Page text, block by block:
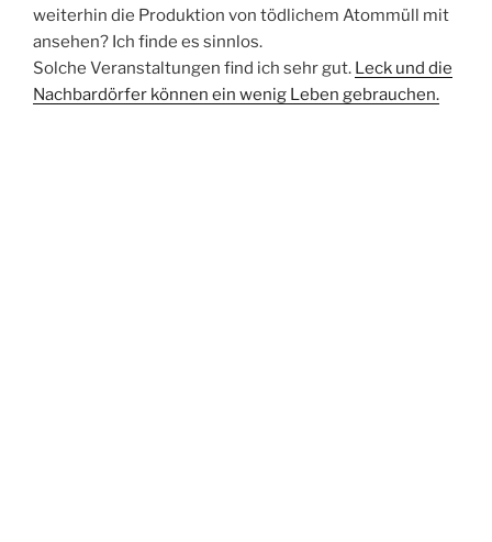
weiterhin die Produktion von tödlichem Atommüll mit
ansehen? Ich finde es sinnlos.
Solche Veranstaltungen find ich sehr gut. Leck und die
Nachbardörfer können ein wenig Leben gebrauchen.